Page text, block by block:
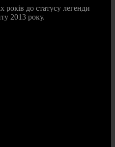
років до статусу легенди
2013 року.